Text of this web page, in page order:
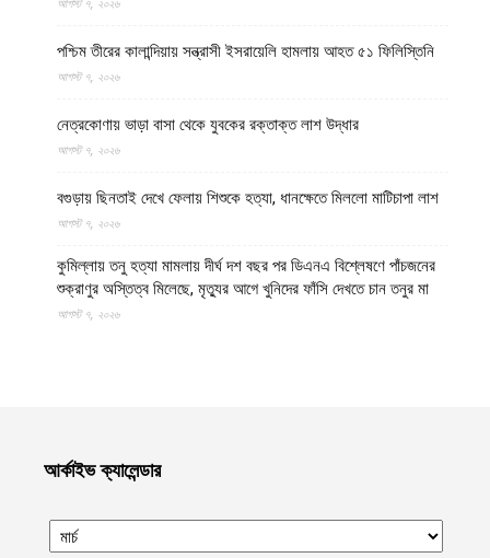
পশ্চিম তীরের কালান্দিয়ায় সন্ত্রাসী ইসরায়েলি হামলায় আহত ৫১ ফিলিস্তিনি
আগস্ট ৭, ২০২৬
নেত্রকোণায় ভাড়া বাসা থেকে যুবকের রক্তাক্ত লাশ উদ্ধার
আগস্ট ৭, ২০২৬
বগুড়ায় ছিনতাই দেখে ফেলায় শিশুকে হত্যা, ধানক্ষেতে মিললো মাটিচাপা লাশ
আগস্ট ৭, ২০২৬
কুমিল্লায় তনু হত্যা মামলায় দীর্ঘ দশ বছর পর ডিএনএ বিশ্লেষণে পাঁচজনের
শুক্রাণুর অস্তিত্ব মিলেছে, মৃত্যুর আগে খুনিদের ফাঁসি দেখতে চান তনুর মা
আগস্ট ৭, ২০২৬
ইসলামিয়ার নিরাপত্তা বাহিনী
যুদ্ধবিরতির পরও গাজায় ৩০০ দিনে অন্তত ৩০০ শিশু শহীদ: ইউনিসেফ
আর্কাইভ ক্যালেন্ডার